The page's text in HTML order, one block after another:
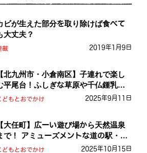
ビが生えた部分を取り除けば食べて
大丈夫？
載 2019年1月9日
【北九州市・小倉南区】子連れで楽し
平尾台！ふしぎな草原や千仏鍾乳洞
探検しよう！
どもとおでかけ 2025年9月11日
【大任町】広ーい遊び場から天然温泉
で！ アミューズメントな道の駅・お
とう桜街道
どもとおでかけ 2025年10月15日